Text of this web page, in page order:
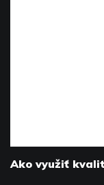
Ako využiť